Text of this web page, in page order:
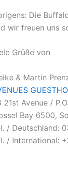
Die
wir freuen uns
Grüße von
& Martin
21st Avenue /
Bay 6500,
/ Deutschland:
/ International: